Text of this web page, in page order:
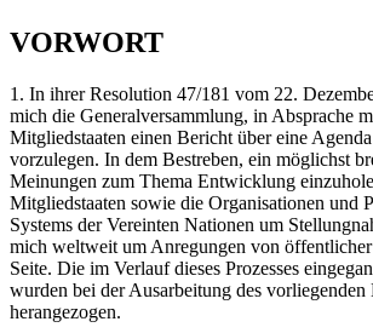
VORWORT
1. In ihrer Resolution 47/181 vom 22.
mich die Generalversammlung, in Absprache
Mitgliedstaaten einen Bericht über eine
vorzulegen. In dem Bestreben, ein möglichst
Meinungen zum Thema Entwicklung
Mitgliedstaaten sowie die Organisationen und
Systems der Vereinten Nationen um
mich weltweit um Anregungen von
Seite. Die im Verlauf dieses Prozesses
wurden bei der Ausarbeitung des vorliegenden
herangezogen.